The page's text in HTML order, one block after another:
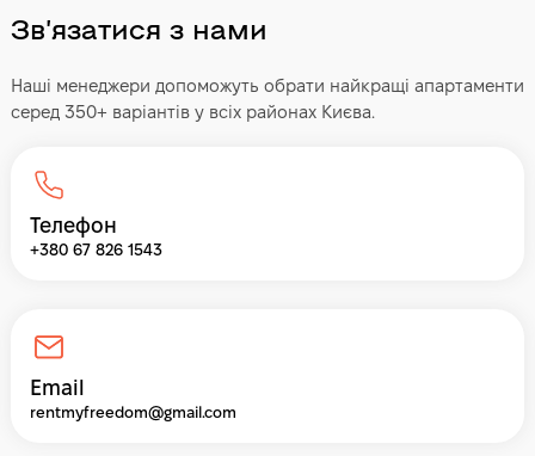
Звʼязатися з нами
Наші менеджери допоможуть обрати найкращі апартаменти
серед 350+ варіантів у всіх районах Києва.
Телефон
+380 67 826 1543
Email
rentmyfreedom@gmail.com